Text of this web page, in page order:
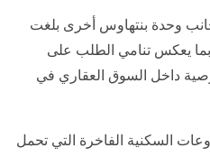
200 مليون درهم، إلى جانب وحدة بنتهاوس أخرى بلغت
بما يعكس تنامي الطلب على
داخل السوق العقاري في
السكنية الفاخرة التي تحمل